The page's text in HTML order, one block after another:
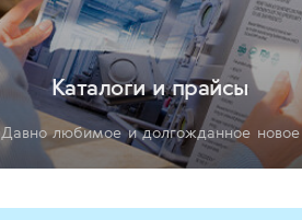
Каталоги и прайсы
Давно любимое и долгожданное новое